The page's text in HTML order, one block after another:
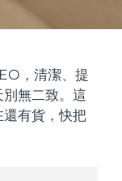
，清潔、提
無二致。這
有貨，快把
計送達日期8/9/26
計送達日期8/8/26